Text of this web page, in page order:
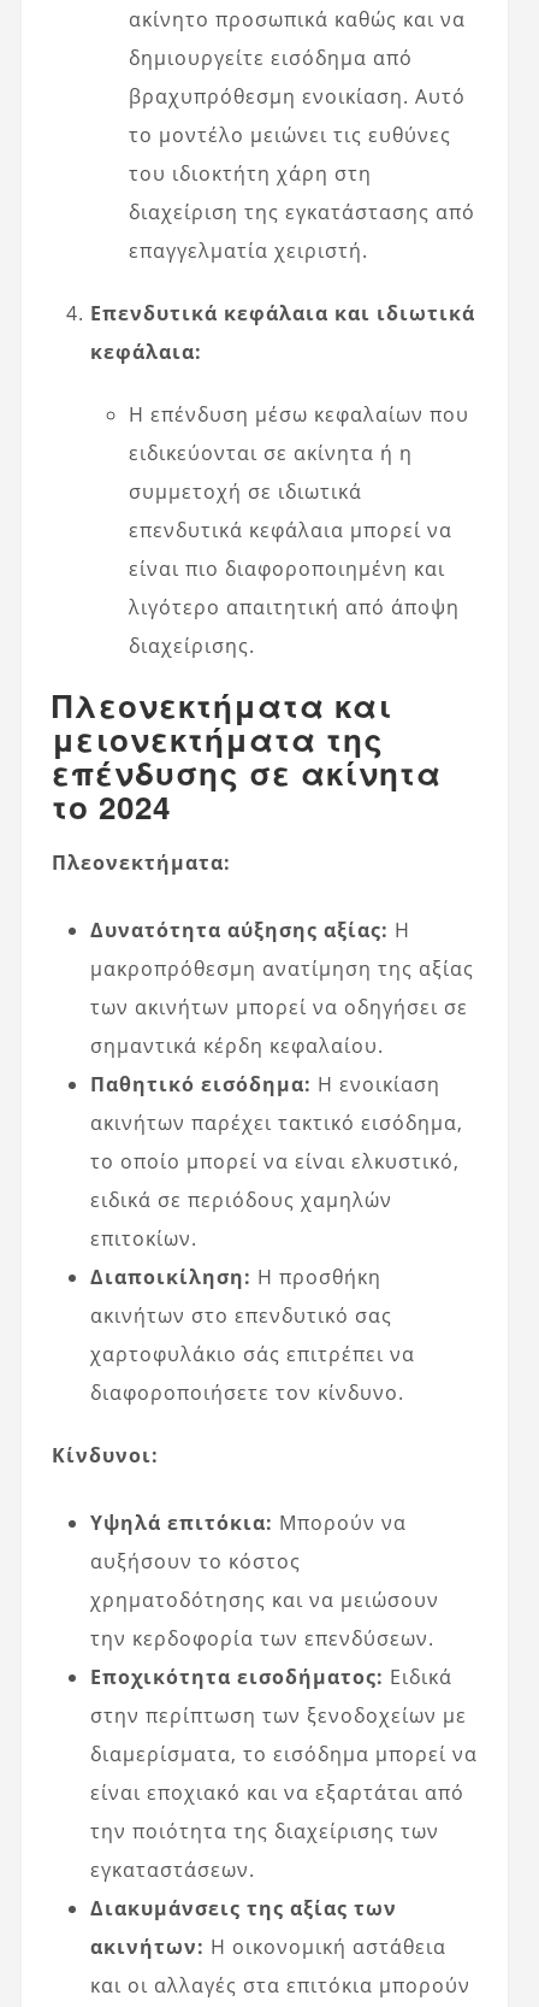
ακίνητο προσωπικά καθώς και να
δημιουργείτε εισόδημα από
βραχυπρόθεσμη ενοικίαση. Αυτό
το μοντέλο μειώνει τις ευθύνες
του ιδιοκτήτη χάρη στη
διαχείριση της εγκατάστασης από
επαγγελματία χειριστή.
Επενδυτικά κεφάλαια και ιδιωτικά
κεφάλαια:
Η επένδυση μέσω κεφαλαίων που
ειδικεύονται σε ακίνητα ή η
συμμετοχή σε ιδιωτικά
επενδυτικά κεφάλαια μπορεί να
είναι πιο διαφοροποιημένη και
λιγότερο απαιτητική από άποψη
διαχείρισης.
Πλεονεκτήματα και
μειονεκτήματα της
επένδυσης σε ακίνητα
το 2024
Πλεονεκτήματα:
Δυνατότητα αύξησης αξίας: Η
μακροπρόθεσμη ανατίμηση της αξίας
των ακινήτων μπορεί να οδηγήσει σε
σημαντικά κέρδη κεφαλαίου.
Παθητικό εισόδημα: Η ενοικίαση
ακινήτων παρέχει τακτικό εισόδημα,
το οποίο μπορεί να είναι ελκυστικό,
ειδικά σε περιόδους χαμηλών
επιτοκίων.
Διαποικίληση: Η προσθήκη
ακινήτων στο επενδυτικό σας
χαρτοφυλάκιο σάς επιτρέπει να
διαφοροποιήσετε τον κίνδυνο.
Κίνδυνοι:
Υψηλά επιτόκια: Μπορούν να
αυξήσουν το κόστος
χρηματοδότησης και να μειώσουν
την κερδοφορία των επενδύσεων.
Εποχικότητα εισοδήματος: Ειδικά
στην περίπτωση των ξενοδοχείων με
διαμερίσματα, το εισόδημα μπορεί να
είναι εποχιακό και να εξαρτάται από
την ποιότητα της διαχείρισης των
εγκαταστάσεων.
Διακυμάνσεις της αξίας των
ακινήτων: Η οικονομική αστάθεια
και οι αλλαγές στα επιτόκια μπορούν